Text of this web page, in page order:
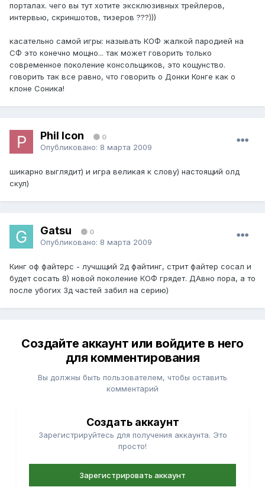
порталах. чего вы тут хотите эксклюзивных трейлеров,
интервью, скриншотов, тизеров ???)))
касательно самой игры: называть КОФ жалкой пародией на
СФ это конечно мощно... так может говорить только
современное поколение консольщиков, это кощунство.
говорить так все равно, что говорить о Донки Конге как о
клоне Соника!
Phil Icon 0
Опубликовано: 8 марта 2009
шикарно выглядит) и игра великая к слову) настоящий олд
скул)
Gatsu 0
Опубликовано: 8 марта 2009
Кинг оф файтерс - лучшщий 2д файтинг, стрит файтер сосал и
будет сосать 8) новой поколение КОФ грядет. ДАвно пора, а то
после убогих 3д частей забил на серию)
Создайте аккаунт или войдите в него
для комментирования
Вы должны быть пользователем, чтобы оставить
комментарий
Создать аккаунт
Зарегистрируйтесь для получения аккаунта. Это
просто!
Зарегистрировать аккаунт